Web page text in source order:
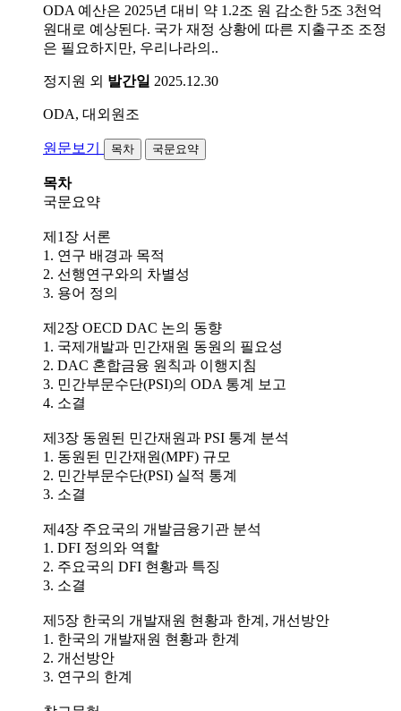
ODA 예산은 2025년 대비 약 1.2조 원 감소한 5조 3천억
원대로 예상된다. 국가 재정 상황에 따른 지출구조 조정
은 필요하지만, 우리나라의..
정지원 외 발간일 2025.12.30
ODA, 대외원조
원문보기 목차 국문요약
목차
국문요약
제1장 서론
1. 연구 배경과 목적
2. 선행연구와의 차별성
3. 용어 정의
제2장 OECD DAC 논의 동향
1. 국제개발과 민간재원 동원의 필요성
2. DAC 혼합금융 원칙과 이행지침
3. 민간부문수단(PSI)의 ODA 통계 보고
4. 소결
제3장 동원된 민간재원과 PSI 통계 분석
1. 동원된 민간재원(MPF) 규모
2. 민간부문수단(PSI) 실적 통계
3. 소결
제4장 주요국의 개발금융기관 분석
1. DFI 정의와 역할
2. 주요국의 DFI 현황과 특징
3. 소결
제5장 한국의 개발재원 현황과 한계, 개선방안
1. 한국의 개발재원 현황과 한계
2. 개선방안
3. 연구의 한계